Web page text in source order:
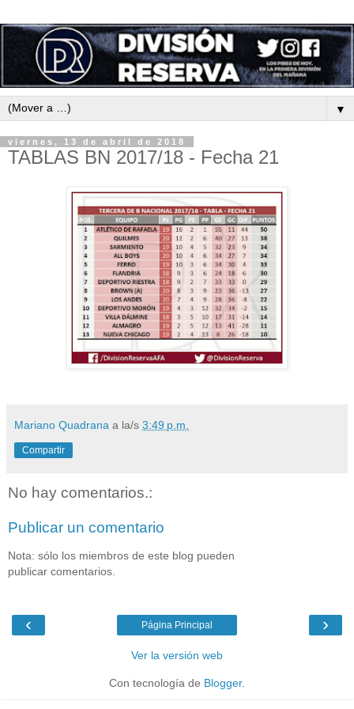
▼
viernes, 13 de abril de 2018
TABLAS BN 2017/18 - Fecha 21
Mariano Quadrana a la/s 3:49 p.m.
Compartir
No hay comentarios.:
Publicar un comentario
Nota: sólo los miembros de este blog pueden
publicar comentarios.
‹ ›
Página Principal
Ver la versión web
Con tecnología de Blogger.